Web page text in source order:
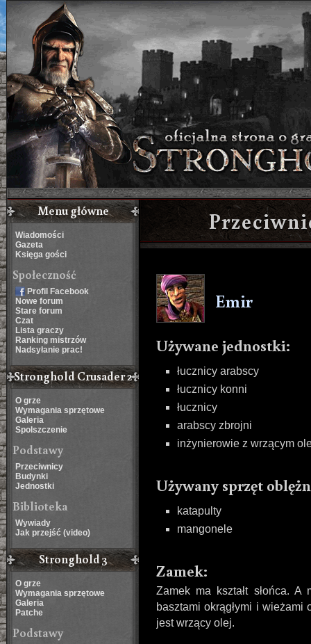
Menu główne
Wiadomości
Gazeta
Księga gości
Społeczność
Profil Facebook
Nowe forum
Stare forum
Czat
Lista graczy
Ranking mistrzów
Nadsyłanie prac!
Stronghold Crusader 2
O grze
Wymagania sprzętowe
Galeria
Spolszczenie
Podstawy
Przeciwnicy
Budynki
Jednostki
Biblioteka
Wywiady
Jak przejść (video)
Stronghold 3
O grze
Wymagania sprzętowe
Galeria
Patche
Podstawy
Emir
Używane jednostki:
łucznicy arabscy
łucznicy konni
łucznicy
arabscy zbrojni
inżynierowie z wrzącym
Używany sprzęt
katapulty
mangonele
Zamek:
Zamek ma kształt słońca.
basztami okrągłymi i wieżami
jest wrzący olej.